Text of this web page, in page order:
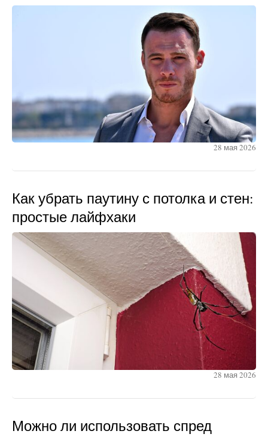
28 мая 2026
Как убрать паутину с потолка и стен:
простые лайфхаки
28 мая 2026
Можно ли использовать спред